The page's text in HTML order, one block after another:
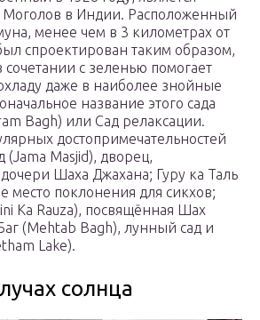
в Индии. Расположенный
менее чем в 3 километрах от
спроектирован таким образом,
сочетании с зеленью помогает
даже в наиболее знойные
название этого сада
Bagh) или Сад релаксации.
достопримечательностей
Masjid), дворец,
Шаха Джахана; Гуру ка Таль
место поклонения для сикхов;
Ka Rauza), посвящённая Шах
(Mehtab Bagh), лунный сад и
Lake).
солнца